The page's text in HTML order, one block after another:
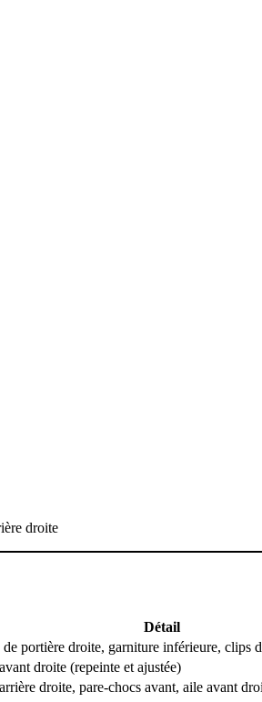
droite
Détail
portière droite, garniture inférieure, clips
droite (repeinte et ajustée)
droite, pare-chocs avant, aile avant